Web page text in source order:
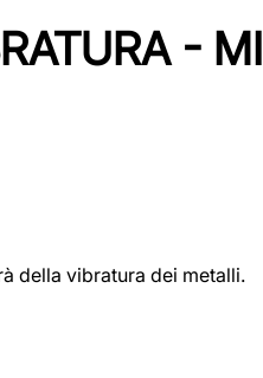
-
della vibratura dei metalli.